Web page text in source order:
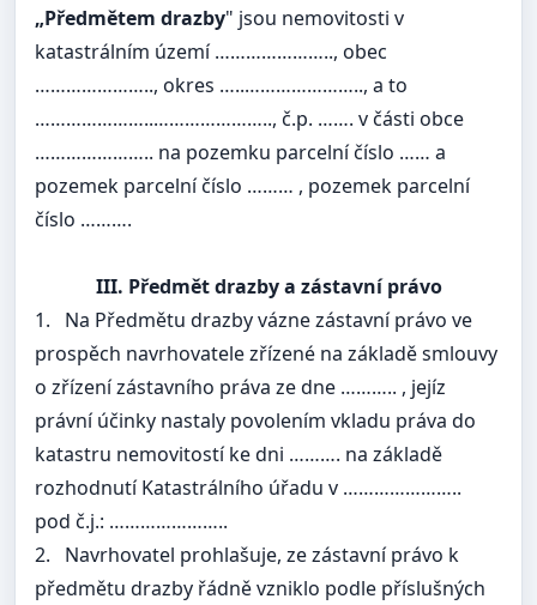
„Předmětem drazby" jsou nemovitosti v
katastrálním území ………………….., obec
………………….., okres …..………………….., a to
…………………..………………….., č.p. ……. v části obce
………………….. na pozemku parcelní číslo …… a
pozemek parcelní číslo ……… , pozemek parcelní
číslo ……….
III. Předmět drazby a zástavní právo
1. Na Předmětu drazby vázne zástavní právo ve
prospěch navrhovatele zřízené na základě smlouvy
o zřízení zástavního práva ze dne ……….. , jejíz
právní účinky nastaly povolením vkladu práva do
katastru nemovitostí ke dni ………. na základě
rozhodnutí Katastrálního úřadu v …………………..
pod č.j.: …………………..
2. Navrhovatel prohlašuje, ze zástavní právo k
předmětu drazby řádně vzniklo podle příslušných